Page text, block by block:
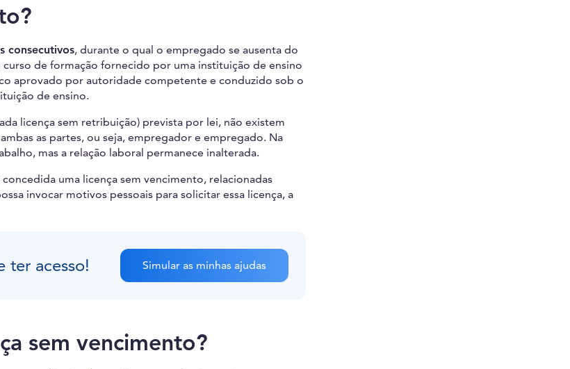
consecutivos, durante o qual o empregado se ausenta do
de formação fornecido por uma instituição de ensino
aprovado por autoridade competente e conduzido sob o
de ensino.
licença sem retribuição) prevista por lei, não existem
as partes, ou seja, empregador e empregado. Na
mas a relação laboral permanece inalterada.
uma licença sem vencimento, relacionadas
invocar motivos pessoais para solicitar essa licença, a
ter acesso! Simular as minhas ajudas
sem vencimento?